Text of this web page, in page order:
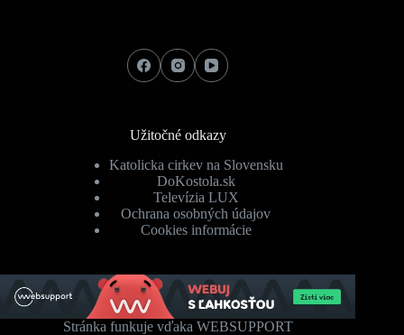
Užitočné odkazy
Katolicka cirkev na Slovensku
DoKostola.sk
Televízia LUX
Ochrana osobných údajov
Cookies informácie
Stránka funkuje vďaka WEBSUPPORT